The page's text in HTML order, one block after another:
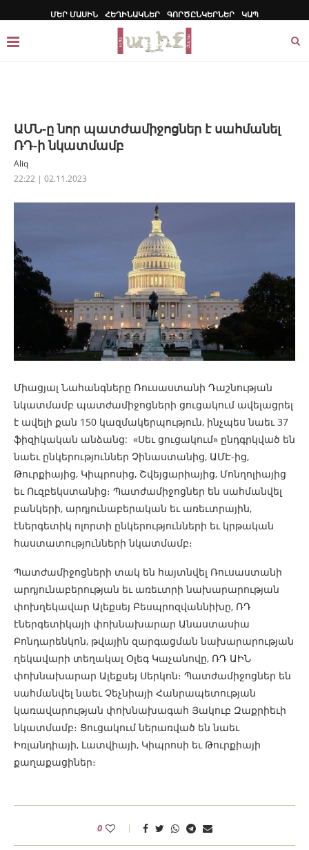
ՄԵՐ ՄԱՍԻՆ ՀԵՂԻՆԱԿՆԵՐ ԳՈՐԾԸՆԿԵՐՆԵՐ ԿԱՊ
ԱՄՆ-ը նոր պատժամիջոցներ է սահմանել
ՌԴ-ի նկատմամբ
Aliq
22:22 | 02.11.2023
Միացյալ Նահանգները Ռուսաստանի Դաշնության
նկատմամբ պատժամիջոցների ցուցակում ավելացրել
է ավելի քան 150 կազմակերպություն, ինչպես նաեւ 37
ֆիզիկական անձանց: «Սեւ ցուցակում» ընդգրկված են
նաեւ ընկերություններ Չինաստանից, ԱՄԷ-ից,
Թուրքիայից, Կիպրոսից, Շվեյցարիայից, Մոնղոլիայից
եւ Ուզբեկստանից։ Պատժամիջոցներ են սահմանվել
բանկերի, արդյունաբերական եւ առեւտրային,
էներգետիկ ոլորտի ընկերությունների եւ կրթական
հաստատությունների նկատմամբ։
Պատժամիջոցների տակ են հայտնվել Ռուսաստանի
արդյունաբերության եւ առեւտրի նախարարության
փոխղեկավար Ալեքսեյ Բեսպրոզվաննիխը, ՌԴ
էներգետիկայի փոխնախարար Անաստասիա
Բոնդարենկոն, թվային զարգացման նախարարության
ղեկավարի տեղակալ Օլեգ Կաչանովը, ՌԴ ԱԻՆ
փոխնախարար Ալեքսեյ Սերկոն։ Պատժամիջոցներ են
սահմանվել նաեւ Չեչնիայի Հանրապետության
կառավարության փոխնախագահ Յակուբ Զաքրիեւի
նկատմամբ։ Ցուցակում ներառված են նաեւ
Իռլանդիայի, Լատվիայի, Կիպրոսի եւ Թուրքիայի
քաղաքացիներ։
0